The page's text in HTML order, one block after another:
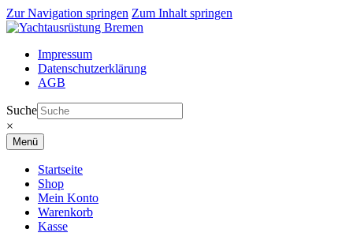
Zur Navigation springen Zum Inhalt springen
Impressum
Datenschutzerklärung
AGB
Suche
×
Menü
Startseite
Shop
Mein Konto
Warenkorb
Kasse